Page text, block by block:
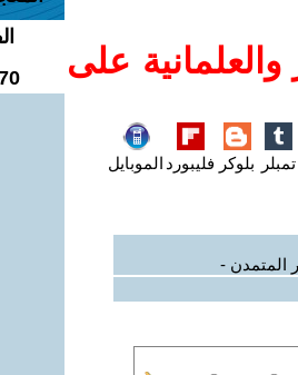
على
تمبلر بلوكر فليبورد الموبايل
المتمدن -